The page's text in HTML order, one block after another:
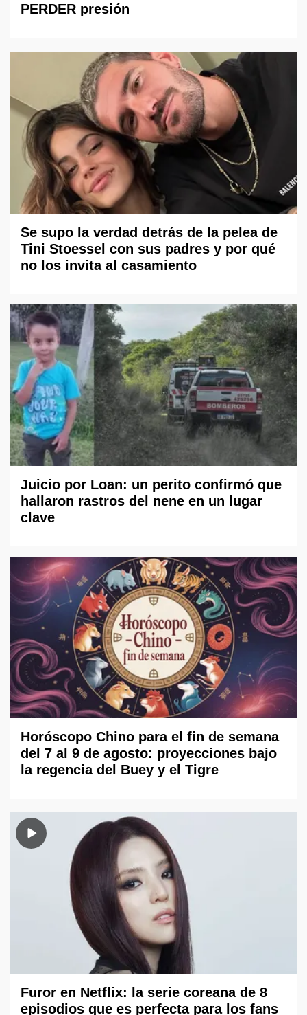
PERDER presión
Se supo la verdad detrás de la pelea de
Tini Stoessel con sus padres y por qué
no los invita al casamiento
Juicio por Loan: un perito confirmó que
hallaron rastros del nene en un lugar
clave
Horóscopo Chino para el fin de semana
del 7 al 9 de agosto: proyecciones bajo
la regencia del Buey y el Tigre
Furor en Netflix: la serie coreana de 8
episodios que es perfecta para los fans